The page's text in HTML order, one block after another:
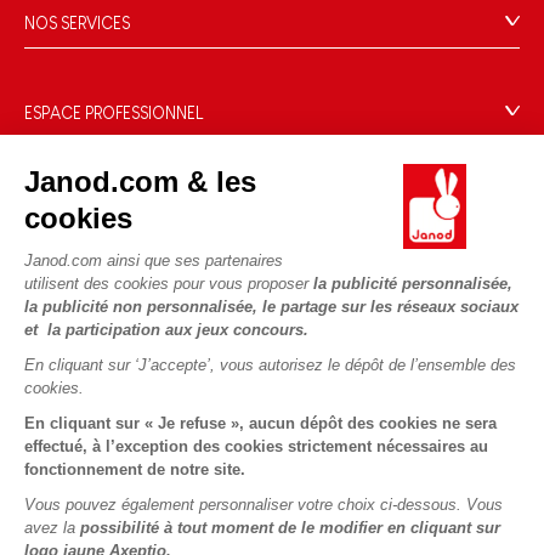
Janod.com & les
cookies
Janod.com ainsi que ses partenaires
utilisent des cookies pour vous proposer la publicité personnalisée,
la publicité non personnalisée, le partage sur les réseaux sociaux
et la participation aux jeux concours.
En cliquant sur ‘J’accepte’, vous autorisez le dépôt de l’ensemble des
cookies.
En cliquant sur « Je refuse », aucun dépôt des cookies ne sera
effectué, à l’exception des cookies strictement nécessaires au
fonctionnement de notre site.
Vous pouvez également personnaliser votre choix ci-dessous. Vous
avez la possibilité à tout moment de le modifier en cliquant sur
logo jaune Axeptio.
Rappel Produits
Données personnelles
Gestion des cookies
Conditions du #YesJanod
Le design
Blog Conseils d'Experts
Le FSC®, c'est quoi ?
Sélection de jouets par âge
Fiche environnementale
NOS SERVICES
Paiement
Livraison
Règles du jeu & notices
Nos guides d'achat
ESPACE PROFESSIONNEL
Espace recrutement
NOUS SUIVRE